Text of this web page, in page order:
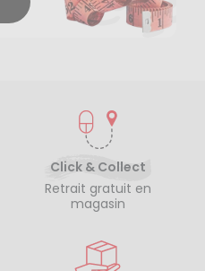
Click & Collect
Retrait gratuit en
magasin